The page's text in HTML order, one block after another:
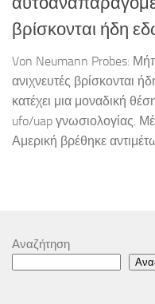
βρίσκονται ήδη
Von Neumann Probes:
ανιχνευτές βρίσκονται
κατέχει μια μοναδική
ufo/uap γνωσιολογίας.
Αμερική βρέθηκε
Αναζήτηση